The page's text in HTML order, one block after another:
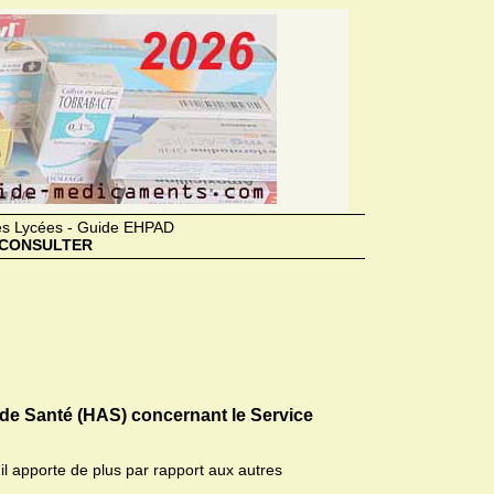
Lycées - Guide EHPAD
Santé (HAS) concernant le Service
apporte de plus par rapport aux autres